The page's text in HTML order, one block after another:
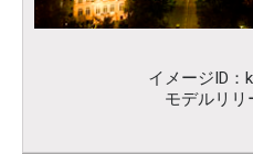
イメージID：
モデルリリ